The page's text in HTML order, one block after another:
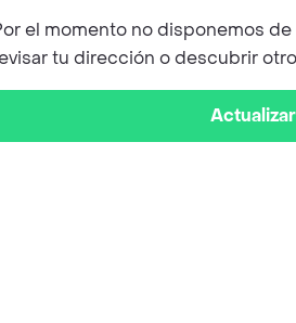
el momento no disponemos
tu dirección o descubrir